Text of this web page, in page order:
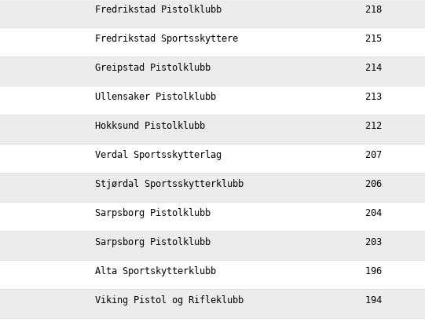
Fredrikstad Pistolklubb 218
Fredrikstad Sportsskyttere 215
Greipstad Pistolklubb 214
Ullensaker Pistolklubb 213
Hokksund Pistolklubb 212
Verdal Sportsskytterlag 207
Stjørdal Sportsskytterklubb 206
Sarpsborg Pistolklubb 204
Sarpsborg Pistolklubb 203
Alta Sportskytterklubb 196
Viking Pistol og Rifleklubb 194